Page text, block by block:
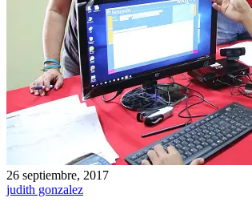
26 septiembre, 2017
judith gonzalez